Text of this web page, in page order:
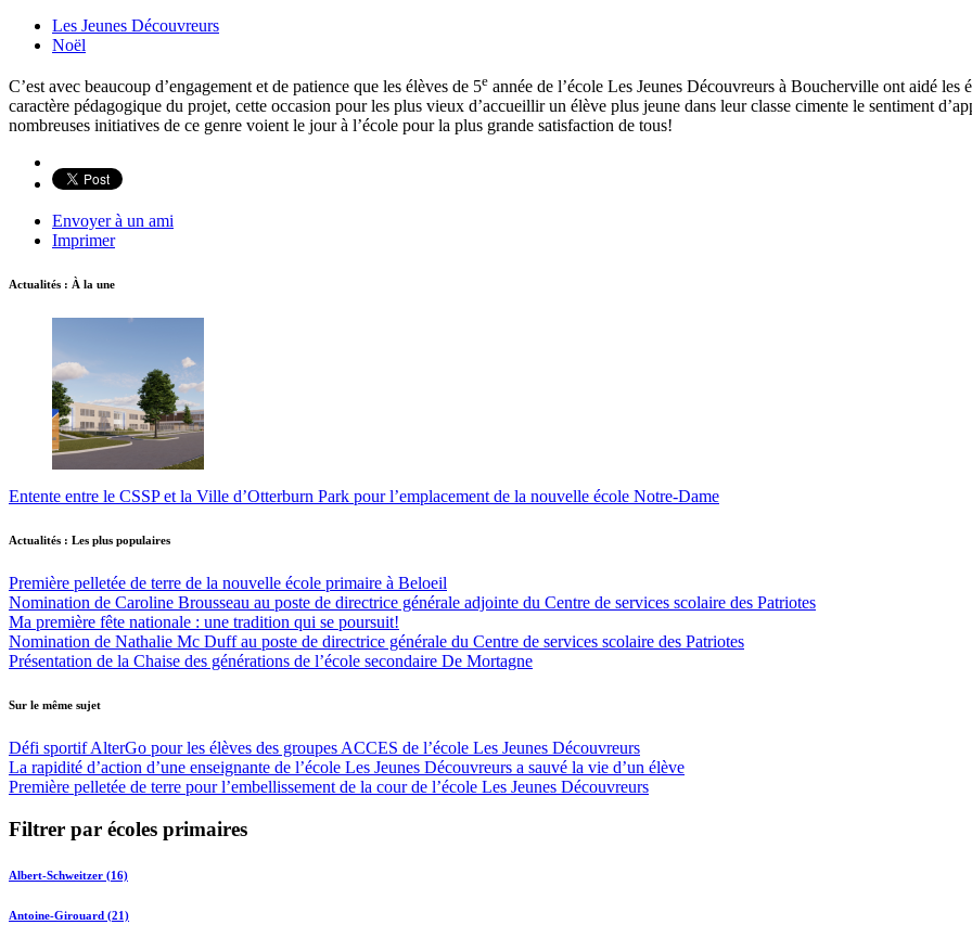
Les Jeunes Découvreurs
Noël
C’est avec beaucoup d’engagement et de patience que les élèves de 5e année de l’école Les Jeunes Découvreurs à Boucherville ont aidé les
caractère pédagogique du projet, cette occasion pour les plus vieux d’accueillir un élève plus jeune dans leur classe cimente le sentiment
nombreuses initiatives de ce genre voient le jour à l’école pour la plus grande satisfaction de tous!
Envoyer à un ami
Imprimer
Actualités : À la une
Entente entre le CSSP et la Ville d’Otterburn Park pour l’emplacement de la nouvelle école Notre-Dame
Actualités : Les plus populaires
Première pelletée de terre de la nouvelle école primaire à Beloeil
Nomination de Caroline Brousseau au poste de directrice générale adjointe du Centre de services scolaire des Patriotes
Ma première fête nationale : une tradition qui se poursuit!
Nomination de Nathalie Mc Duff au poste de directrice générale du Centre de services scolaire des Patriotes
Présentation de la Chaise des générations de l’école secondaire De Mortagne
Sur le même sujet
Défi sportif AlterGo pour les élèves des groupes ACCES de l’école Les Jeunes Découvreurs
La rapidité d’action d’une enseignante de l’école Les Jeunes Découvreurs a sauvé la vie d’un élève
Première pelletée de terre pour l’embellissement de la cour de l’école Les Jeunes Découvreurs
Filtrer par écoles primaires
Albert-Schweitzer (16)
Antoine-Girouard (21)